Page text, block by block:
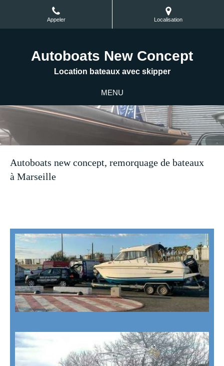
Appeler Localisation
Autoboats New Concept
Location bateaux avec skipper
MENU
Autoboats new concept, remorquage de bateaux
à Marseille